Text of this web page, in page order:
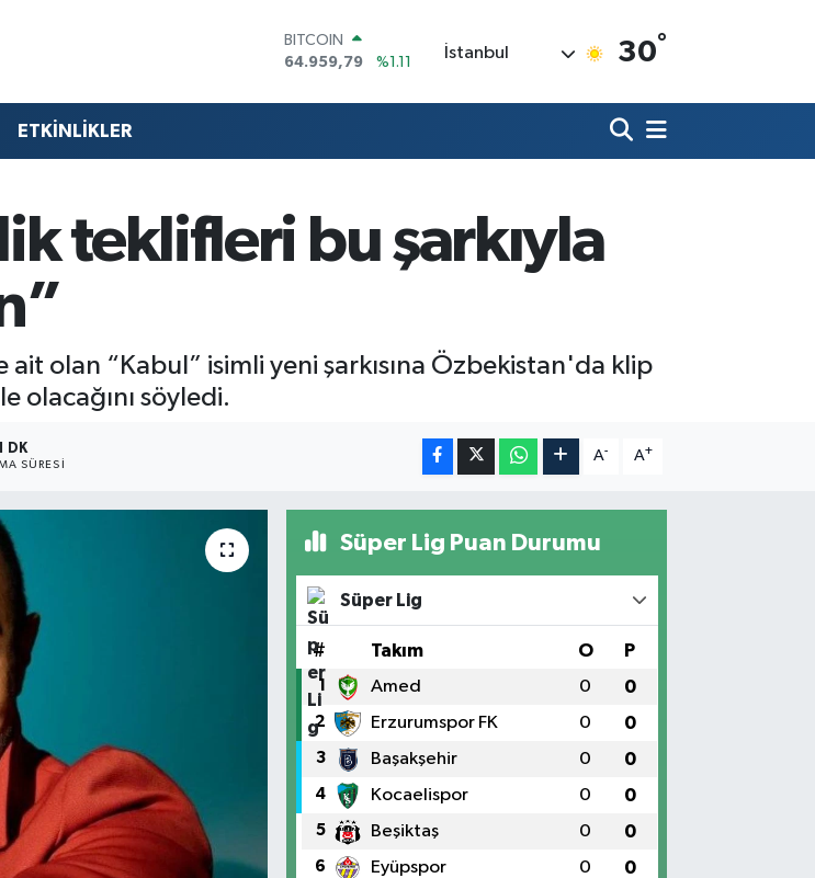
DOLAR
47,7436
%0.18
55,2510
%0.32
BİST100
13.779
%-14
BITCOIN
İstanbul 30°
ETKİNLİKLER
teklifleri bu şarkıyla
ait olan “Kabul” isimli yeni şarkısına Özbekistan'da klip
olacağını söyledi.
DK
SÜRESI
A- A+
Süper Lig Puan Durumu
Süper Lig
# Takım O P
1 Amed 0 0
2 Erzurumspor FK 0 0
3 Başakşehir 0 0
4 Kocaelispor 0 0
5 Beşiktaş 0 0
6 Eyüpspor 0 0